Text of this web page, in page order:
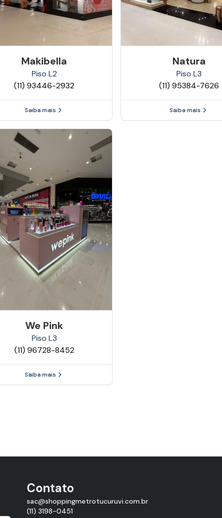
Makibella
Piso L2
(11) 93446-2932
Saiba mais
Natura
Piso L3
(11) 95384-7626
Saiba mais
We Pink
Piso L3
(11) 96728-8452
Saiba mais
Contato
sac@shoppingmetrotucuruvi.com.br
(11) 3198-0451